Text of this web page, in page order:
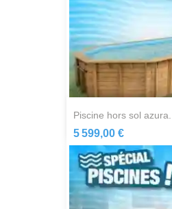
piscine hors sol azura...
5 599,00 €